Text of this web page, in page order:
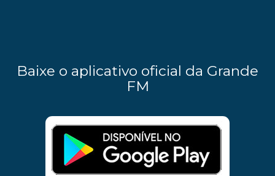
Baixe o aplicativo oficial da Grande
FM